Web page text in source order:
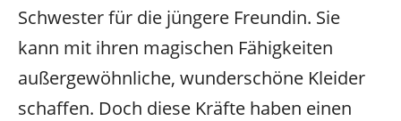
Schwester für die jüngere Freundin. Sie
kann mit ihren magischen Fähigkeiten
außergewöhnliche, wunderschöne Kleider
schaffen. Doch diese Kräfte haben einen